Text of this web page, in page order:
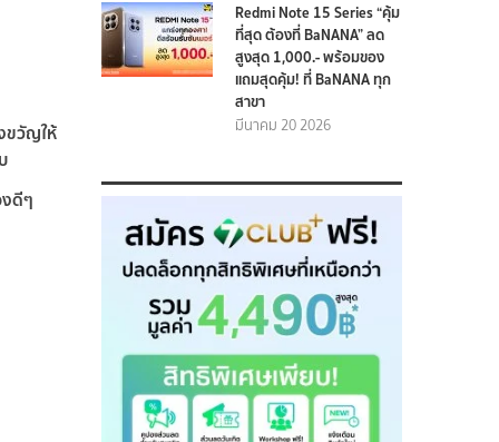
ขวัญให้
งดีๆ
Redmi Note 15 Series “คุ้ม
ที่สุด ต้องที่ BaNANA” ลด
สูงสุด 1,000.- พร้อมของ
แถมสุดคุ้ม! ที่ BaNANA ทุก
สาขา
มีนาคม 20 2026